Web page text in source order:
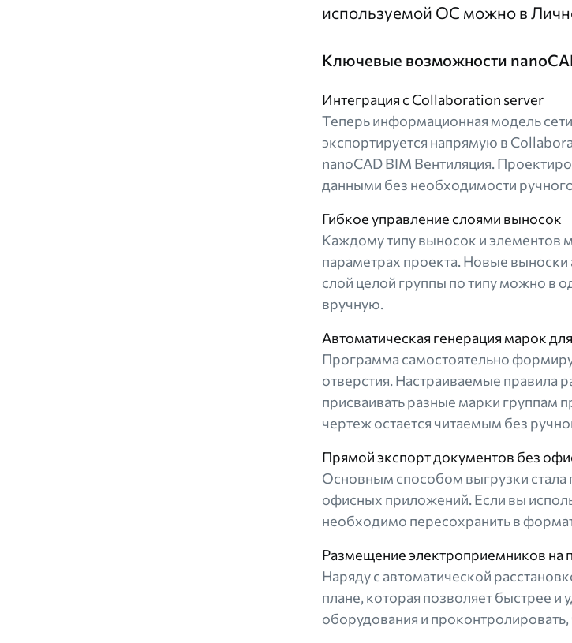
используемой ОС можно в
Ключевые возможности
Интеграция с Collaboration server
Теперь информационная модель
экспортируется напрямую в
nanoCAD BIM Вентиляция.
данными без необходимости
Гибкое управление слоями выносок
Каждому типу выносок и элементов
параметрах проекта. Новые
слой целой группы по типу можно в
вручную.
Автоматическая генерация марок
Программа самостоятельно
отверстия. Настраиваемые правила
присваивать разные марки группам
чертеж остается читаемым без
Прямой экспорт документов без
Основным способом выгрузки стала
офисных приложений. Если вы
необходимо пересохранить в
Размещение электроприемников на
Наряду с автоматической
плане, которая позволяет быстрее и
оборудования и